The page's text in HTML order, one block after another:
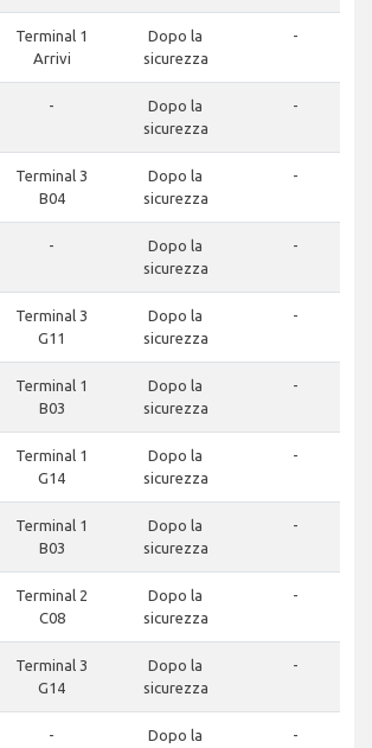
Terminal 1
Arrivi
Dopo la
sicurezza
-
-
Dopo la
sicurezza
-
Terminal 3
B04
Dopo la
sicurezza
-
-
Dopo la
sicurezza
-
Terminal 3
G11
Dopo la
sicurezza
-
Terminal 1
B03
Dopo la
sicurezza
-
Terminal 1
G14
Dopo la
sicurezza
-
Terminal 1
B03
Dopo la
sicurezza
-
Terminal 2
C08
Dopo la
sicurezza
-
Terminal 3
G14
Dopo la
sicurezza
-
-
Dopo la
-